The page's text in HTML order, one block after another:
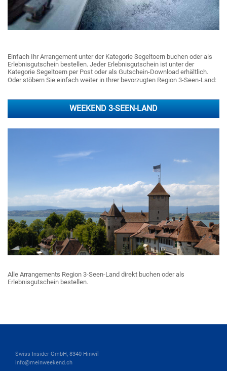
Einfach Ihr Arrangement unter der Kategorie Segeltoern buchen oder als
Erlebnisgutschein bestellen. Jeder Erlebnisgutschein ist unter der
Kategorie Segeltoern per Post oder als Gutschein-Download erhältlich.
Oder stöbern Sie einfach weiter in Ihrer bevorzugten Region 3-Seen-Land:
WEEKEND 3-SEEN-LAND
Alle Arrangements Region 3-Seen-Land direkt buchen oder als
Erlebnisgutschein bestellen.
Swiss Insider GmbH, 8340 Hinwil
info@meinweekend.ch